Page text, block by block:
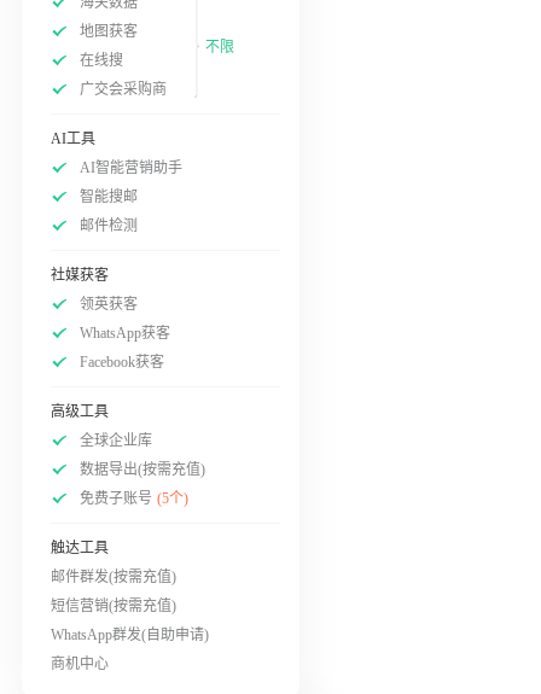
地图获客
在线搜
广交会采购商
不限
AI工具
AI智能营销助手
智能搜邮
邮件检测
社媒获客
领英获客
WhatsApp获客
Facebook获客
高级工具
全球企业库
数据导出(按需充值)
免费子账号 (5个)
触达工具
邮件群发(按需充值)
短信营销(按需充值)
WhatsApp群发(自助申请)
商机中心